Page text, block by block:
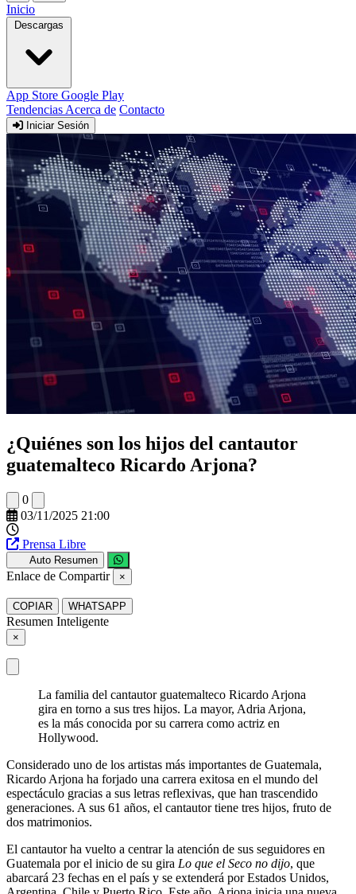
Inicio
Descargas
App Store Google Play
Tendencias Acerca de Contacto
Iniciar Sesión
¿Quiénes son los hijos del cantautor
guatemalteco Ricardo Arjona?
0
03/11/2025 21:00
Prensa Libre
Auto Resumen
Enlace de Compartir ×
COPIAR WHATSAPP
Resumen Inteligente
×
La familia del cantautor guatemalteco Ricardo Arjona
gira en torno a sus tres hijos. La mayor, Adria Arjona,
es la más conocida por su carrera como actriz en
Hollywood.
Considerado uno de los artistas más importantes de Guatemala,
Ricardo Arjona ha forjado una carrera exitosa en el mundo del
espectáculo gracias a sus letras reflexivas, que han trascendido
generaciones. A sus 61 años, el cantautor tiene tres hijos, fruto de
dos matrimonios.
El cantautor ha vuelto a centrar la atención de sus seguidores en
Guatemala por el inicio de su gira Lo que el Seco no dijo, que
abarcará 23 fechas en el país y se extenderá por Estados Unidos,